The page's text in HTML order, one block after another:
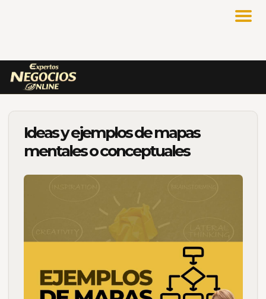
Ideas y ejemplos de mapas
mentales o conceptuales